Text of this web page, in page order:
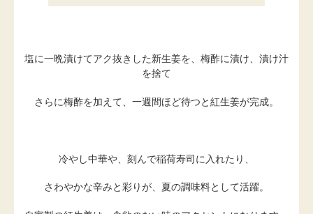
塩に一晩漬けてアク抜きした新生姜を、梅酢に漬け、漬け汁
を捨て
さらに梅酢を加えて、一週間ほど待つと紅生姜が完成。
冷やし中華や、刻んで稲荷寿司に入れたり、
さわやかな辛みと彩りが、夏の調味料として活躍。